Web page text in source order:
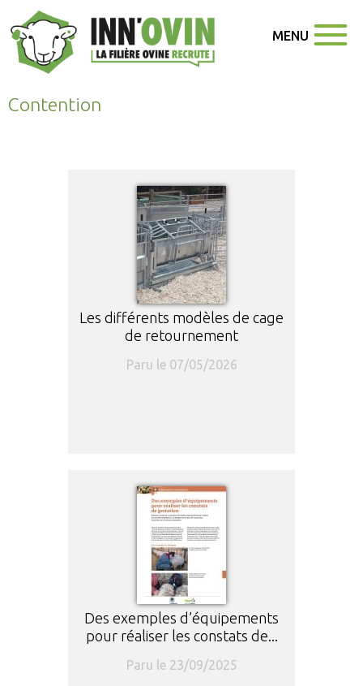
MENU
Contention
Les différents modèles de cage
de retournement
Paru le 07/05/2026
Des exemples d’équipements
pour réaliser les constats de...
Paru le 23/09/2025